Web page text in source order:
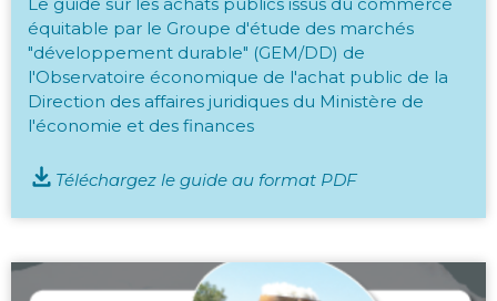
équitable par le Groupe d'étude des marchés
"développement durable" (GEM/DD) de
l'Observatoire économique de l'achat public de la
Direction des affaires juridiques du Ministère de
l'économie et des finances
Téléchargez le guide au format PDF